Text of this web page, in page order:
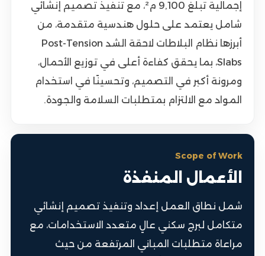
إجمالية تبلغ 9,100 م²، مع تنفيذ تصميم إنشائي
شامل يعتمد على حلول هندسية متقدمة، من
أبرزها نظام البلاطات لاحقة الشد Post-Tension
Slabs، بما يحقق كفاءة أعلى في توزيع الأحمال،
ومرونة أكبر في التصميم، وتحسينًا في استخدام
المواد مع الالتزام بمتطلبات السلامة والجودة.
Scope of Work
الأعمال المنفذة
شمل نطاق العمل إعداد وتنفيذ تصميم إنشائي
متكامل لبرج سكني عالٍ متعدد الاستخدامات، مع
مراعاة متطلبات المباني المرتفعة من حيث